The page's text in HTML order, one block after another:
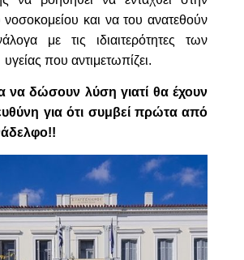
νοσοκομείου και να του ανατεθούν
με τις ιδιαιτερότητες των
που αντιμετωπίζει.
να δώσουν λύση γιατί θα έχουν
για ότι συμβεί πρώτα από